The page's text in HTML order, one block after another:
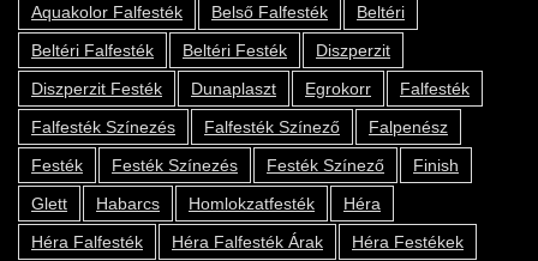
Aquakolor Falfesték
Belső Falfesték
Beltéri
Beltéri Falfesték
Beltéri Festék
Diszperzit
Diszperzit Festék
Dunaplaszt Egrokorr
Falfesték
Falfesték Színezés
Falfesték Színező
Falpenész
Festék
Festék Színezés Festék Színező
Finish
Glett
Habarcs Homlokzatfesték
Héra
Héra Falfesték
Héra Falfesték Árak
Héra Festékek